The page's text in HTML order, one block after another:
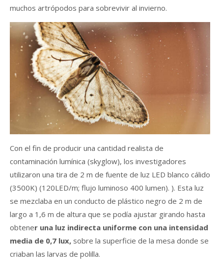
muchos artrópodos para sobrevivir al invierno.
Con el fin de producir una cantidad realista de
contaminación lumínica (skyglow), los investigadores
utilizaron una tira de 2 m de fuente de luz LED blanco cálido
(3500K) (120LED/m; flujo luminoso 400 lumen). ). Esta luz
se mezclaba en un conducto de plástico negro de 2 m de
largo a 1,6 m de altura que se podía ajustar girando hasta
obtener una luz indirecta uniforme con una intensidad
media de 0,7 lux, sobre la superficie de la mesa donde se
criaban las larvas de polilla.